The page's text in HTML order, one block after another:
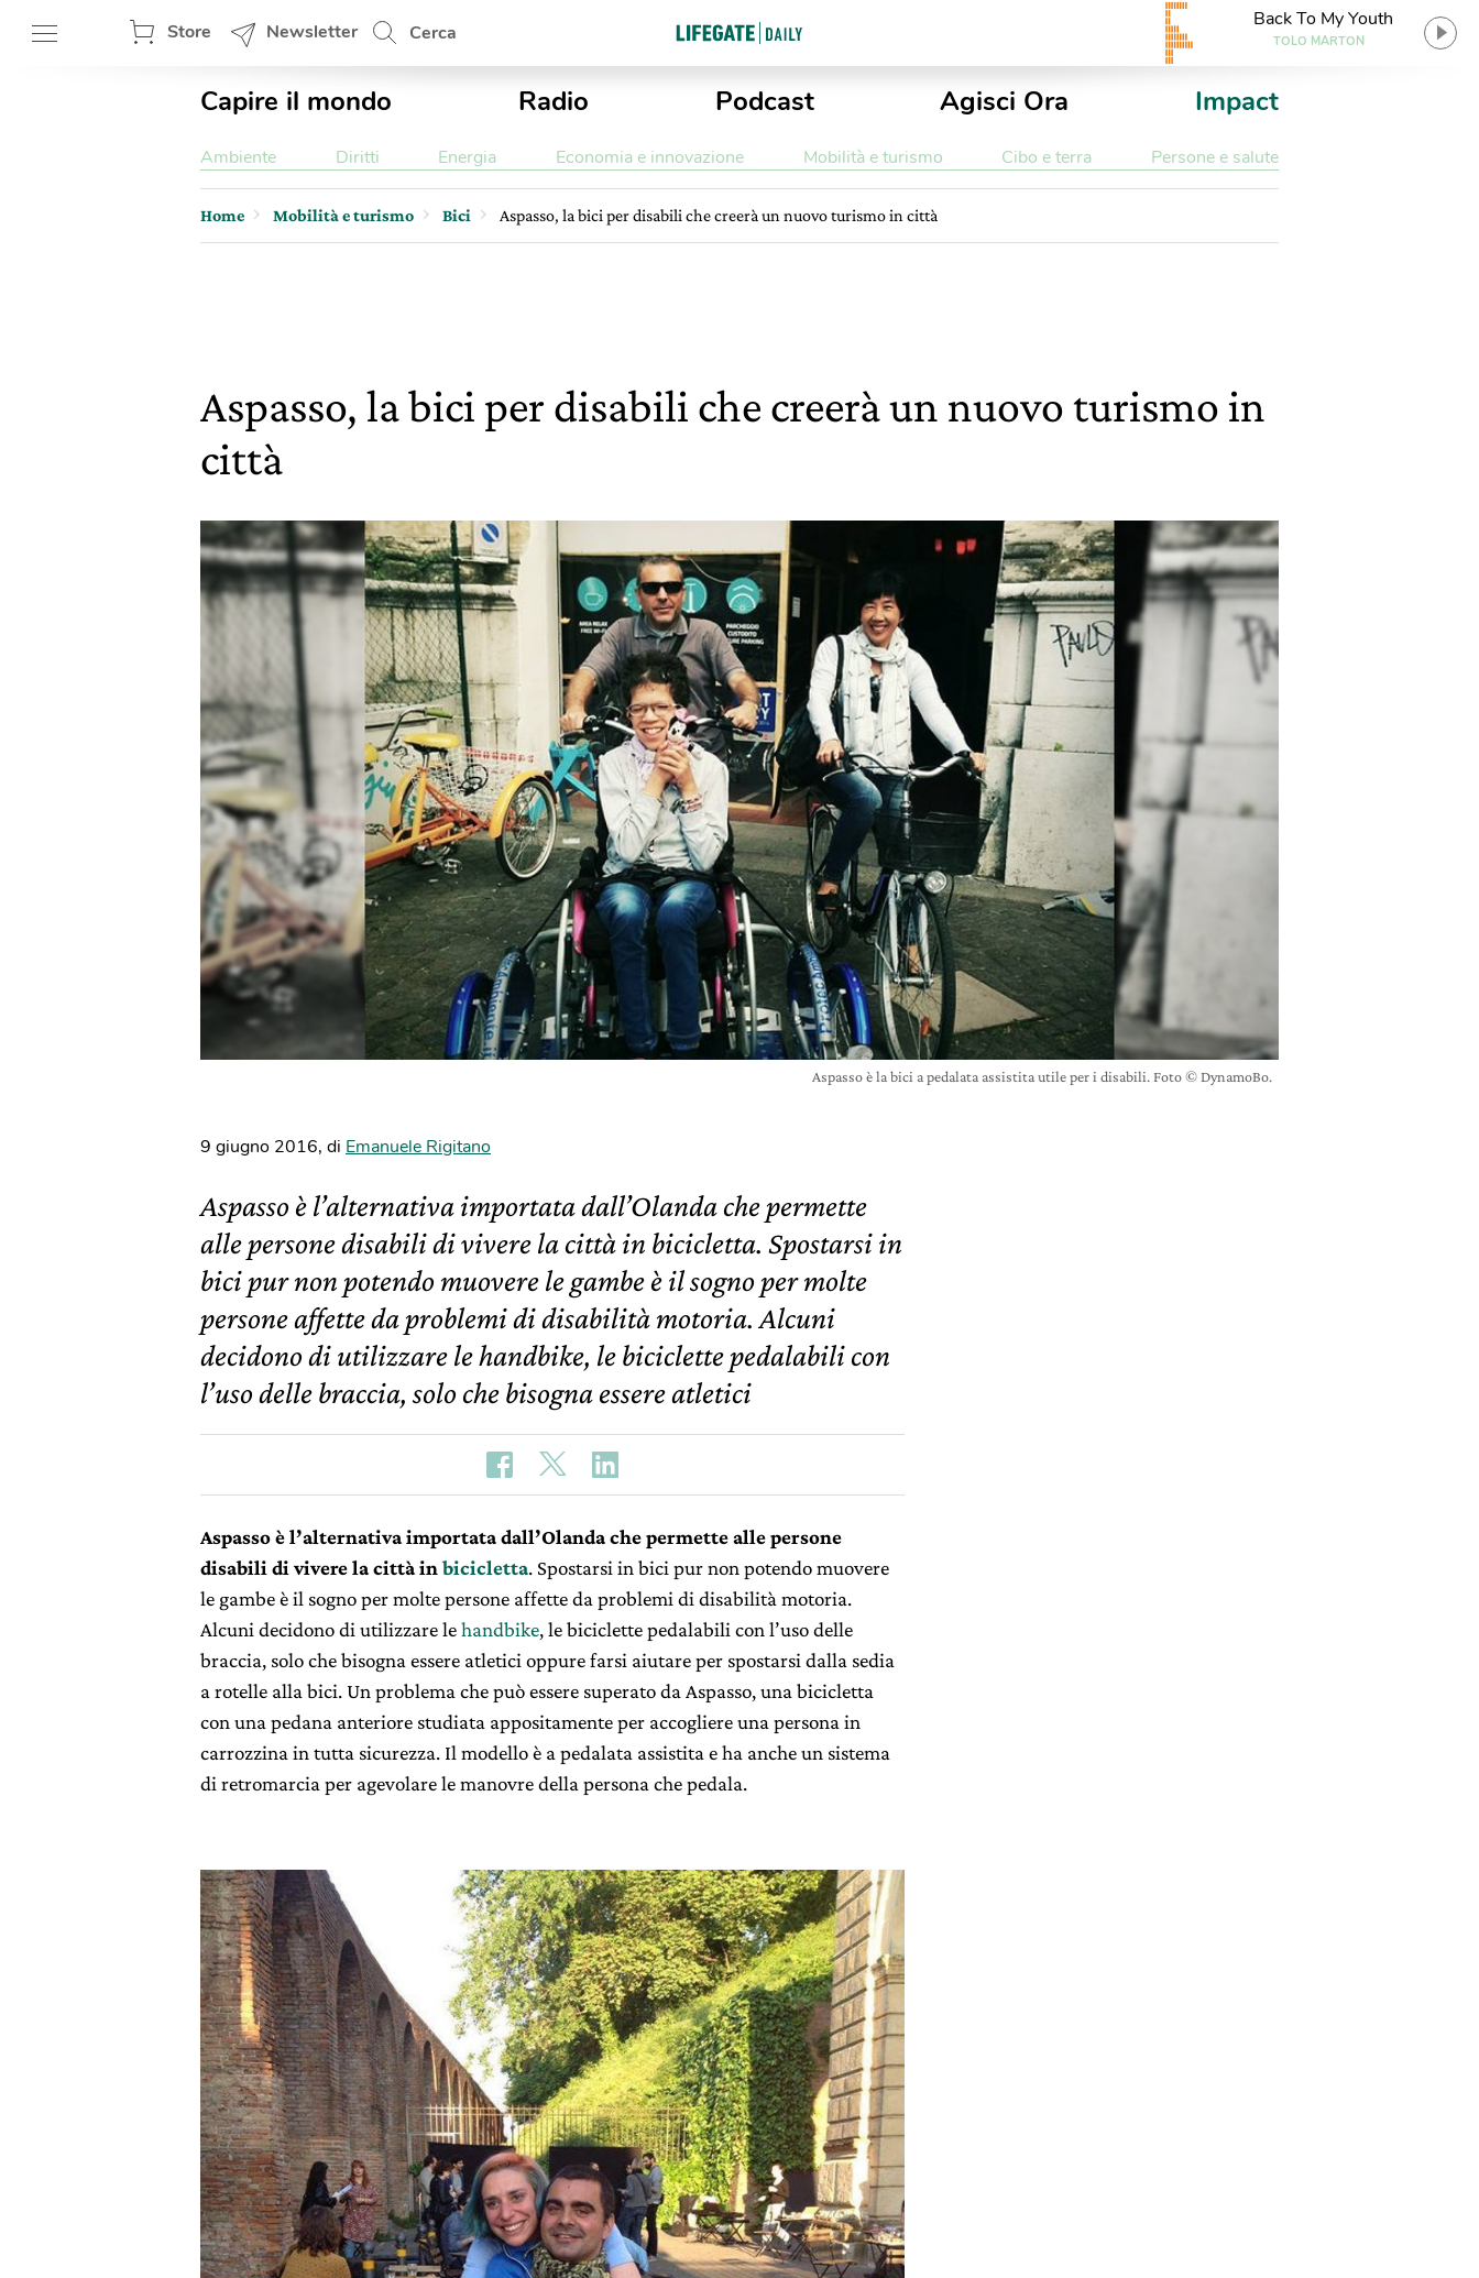
Store Newsletter Cerca
Back To My Youth
TOLO MARTON
Capire il mondo Radio Podcast Agisci Ora Impact
Ambiente Diritti Energia Economia e innovazione Mobilità e turismo Cibo e terra Persone e salute
Home Mobilità e turismo Bici Aspasso, la bici per disabili che creerà un nuovo turismo in città
Aspasso, la bici per disabili che creerà un nuovo turismo in
città
Aspasso è la bici a pedalata assistita utile per i disabili. Foto © DynamoBo.
9 giugno 2016, di Emanuele Rigitano
Aspasso è l’alternativa importata dall’Olanda che permette
alle persone disabili di vivere la città in bicicletta. Spostarsi in
bici pur non potendo muovere le gambe è il sogno per molte
persone affette da problemi di disabilità motoria. Alcuni
decidono di utilizzare le handbike, le biciclette pedalabili con
l’uso delle braccia, solo che bisogna essere atletici
Aspasso è l’alternativa importata dall’Olanda chepermette alle persone
disabili di vivere la città inbicicletta. Spostarsi in bici pur non potendo muovere
le gambe è il sogno per molte persone affette da problemi di disabilità motoria.
Alcuni decidono di utilizzare lehandbike, le biciclette pedalabili con l’uso delle
braccia, solo che bisogna essere atletici oppure farsi aiutare per spostarsi dalla sedia
a rotelle alla bici. Un problema che può essere superato da Aspasso, una bicicletta
con una pedana anteriore studiata appositamente per accogliere una persona in
carrozzina in tutta sicurezza. Il modello è a pedalata assistita e ha anche un sistema
di retromarcia per agevolare le manovre della persona che pedala.